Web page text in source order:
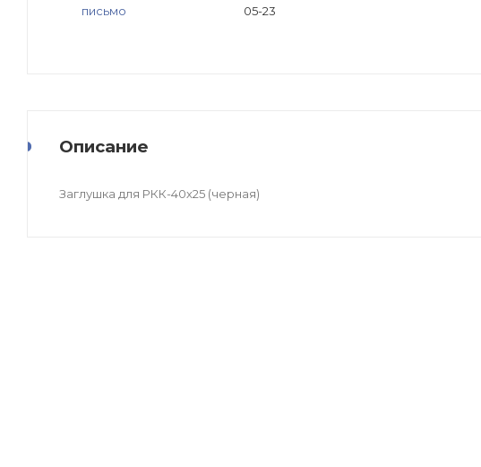
письмо
05-23
Описание
Заглушка для РКК-40х25 (черная)